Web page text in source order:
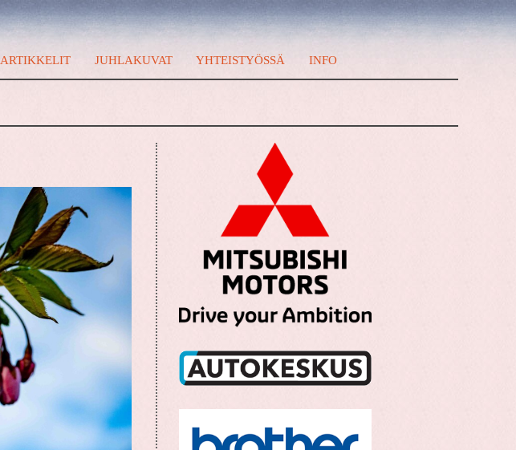
ARTIKKELIT JUHLAKUVAT YHTEISTYÖSSÄ INFO